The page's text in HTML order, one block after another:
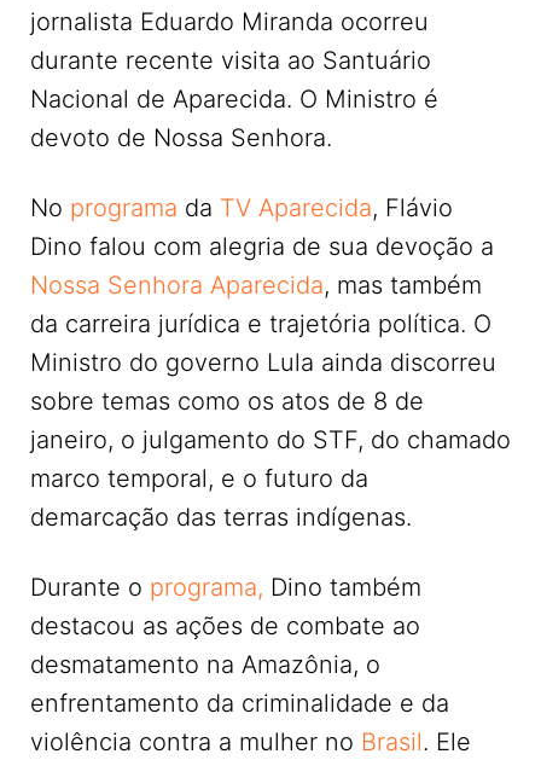
jornalista Eduardo Miranda ocorreu
durante recente visita ao Santuário
Nacional de Aparecida. O Ministro é
devoto de Nossa Senhora.
No programa da TV Aparecida, Flávio
Dino falou com alegria de sua devoção a
Nossa Senhora Aparecida, mas também
da carreira jurídica e trajetória política. O
Ministro do governo Lula ainda discorreu
sobre temas como os atos de 8 de
janeiro, o julgamento do STF, do chamado
marco temporal, e o futuro da
demarcação das terras indígenas.
Durante o programa, Dino também
destacou as ações de combate ao
desmatamento na Amazônia, o
enfrentamento da criminalidade e da
violência contra a mulher no Brasil. Ele